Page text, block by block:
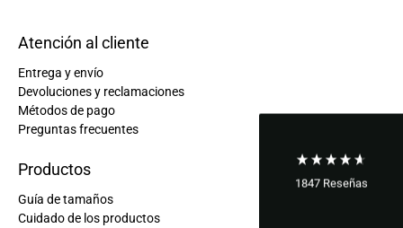
1847 Reseñas
Atención al cliente
Entrega y envío
Devoluciones y reclamaciones
Métodos de pago
Preguntas frecuentes
Productos
Guía de tamaños
Cuidado de los productos